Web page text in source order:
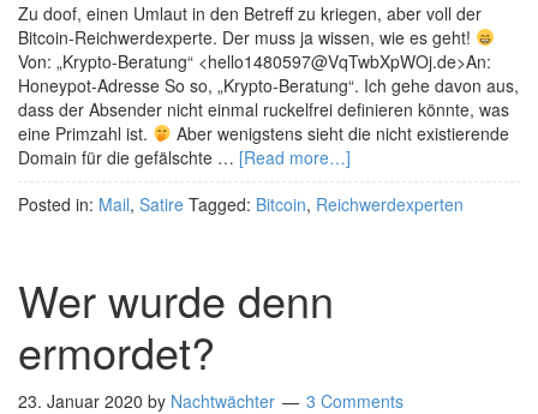
Zu doof, einen Umlaut in den Betreff zu kriegen, aber voll der
Bitcoin-Reichwerdexperte. Der muss ja wissen, wie es geht!
Von: „Krypto-Beratung“ <hello1480597@VqTwbXpWOj.de>An:
Honeypot-Adresse So so, „Krypto-Beratung“. Ich gehe davon aus,
dass der Absender nicht einmal ruckelfrei definieren könnte, was
eine Primzahl ist.
Aber wenigstens sieht die nicht existierende
Domain für die gefälschte … [Read more…]
Posted in: Mail, Satire Tagged: Bitcoin, Reichwerdexperten
Wer wurde denn
ermordet?
23. Januar 2020 by Nachtwächter 3 Comments